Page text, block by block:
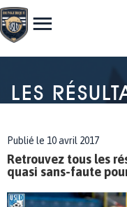
LES
Publié le 10 avril 2017
Retrouvez tous les
quasi sans-faute